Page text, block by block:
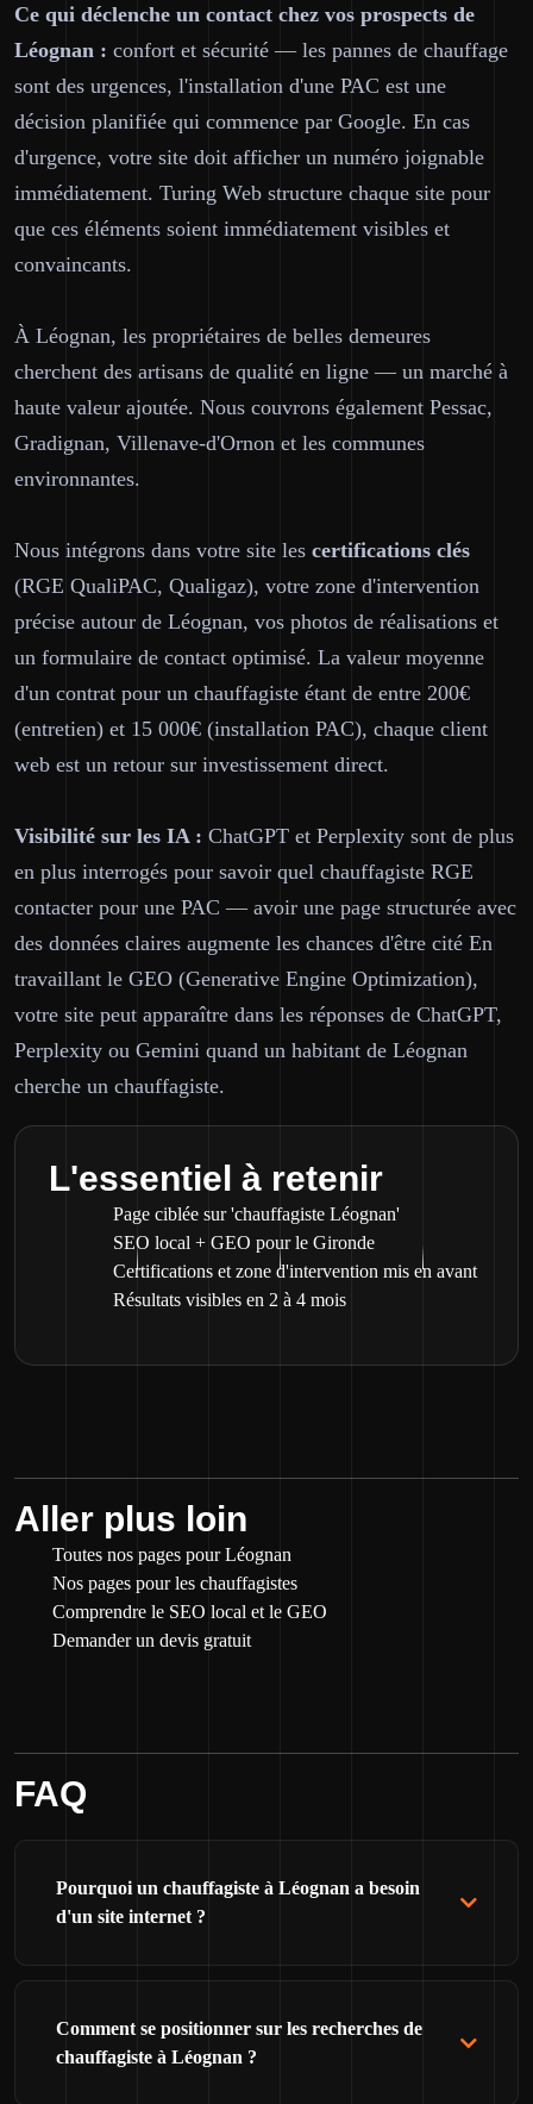
Ce qui déclenche un contact chez vos prospects de
Léognan : confort et sécurité — les pannes de chauffage
sont des urgences, l'installation d'une PAC est une
décision planifiée qui commence par Google. En cas
d'urgence, votre site doit afficher un numéro joignable
immédiatement. Turing Web structure chaque site pour
que ces éléments soient immédiatement visibles et
convaincants.
À Léognan, les propriétaires de belles demeures
cherchent des artisans de qualité en ligne — un marché à
haute valeur ajoutée. Nous couvrons également Pessac,
Gradignan, Villenave-d'Ornon et les communes
environnantes.
Nous intégrons dans votre site les certifications clés
(RGE QualiPAC, Qualigaz), votre zone d'intervention
précise autour de Léognan, vos photos de réalisations et
un formulaire de contact optimisé. La valeur moyenne
d'un contrat pour un chauffagiste étant de entre 200€
(entretien) et 15 000€ (installation PAC), chaque client
web est un retour sur investissement direct.
Visibilité sur les IA : ChatGPT et Perplexity sont de plus
en plus interrogés pour savoir quel chauffagiste RGE
contacter pour une PAC — avoir une page structurée avec
des données claires augmente les chances d'être cité En
travaillant le GEO (Generative Engine Optimization),
votre site peut apparaître dans les réponses de ChatGPT,
Perplexity ou Gemini quand un habitant de Léognan
cherche un chauffagiste.
L'essentiel à retenir
Page ciblée sur 'chauffagiste Léognan'
SEO local + GEO pour le Gironde
Certifications et zone d'intervention mis en avant
Résultats visibles en 2 à 4 mois
Aller plus loin
Toutes nos pages pour Léognan
Nos pages pour les chauffagistes
Comprendre le SEO local et le GEO
Demander un devis gratuit
FAQ
Pourquoi un chauffagiste à Léognan a besoin
d'un site internet ?
Comment se positionner sur les recherches de
chauffagiste à Léognan ?